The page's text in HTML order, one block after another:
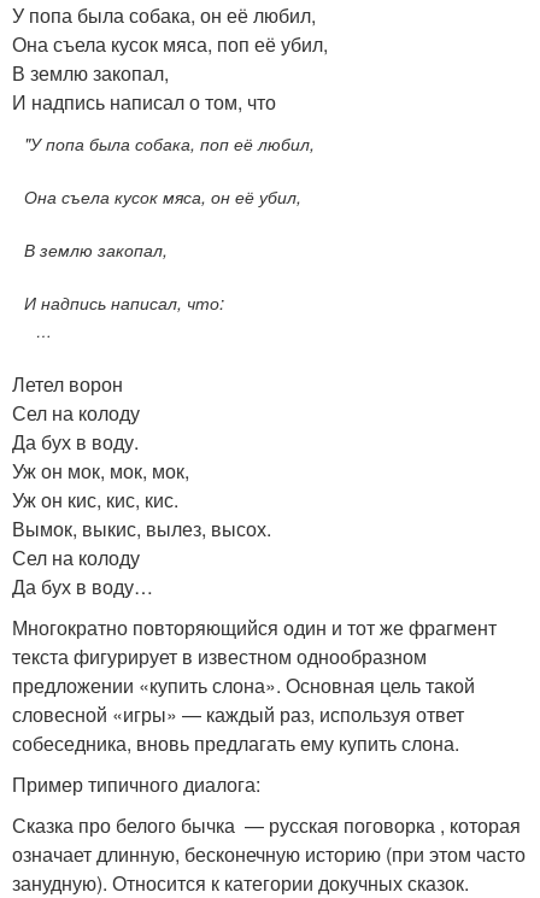
У попа была собака, он её любил,
Она съела кусок мяса, поп её убил,
В землю закопал,
И надпись написал о том, что
"У попа была собака, поп её любил,
Она съела кусок мяса, он её убил,
В землю закопал,
И надпись написал, что:
…
Летел ворон
Сел на колоду
Да бух в воду.
Уж он мок, мок, мок,
Уж он кис, кис, кис.
Вымок, выкис, вылез, высох.
Сел на колоду
Да бух в воду…
Многократно повторяющийся один и тот же фрагмент
текста фигурирует в известном однообразном
предложении «купить слона». Основная цель такой
словесной «игры» — каждый раз, используя ответ
собеседника, вновь предлагать ему купить слона.
Пример типичного диалога:
Сказка про белого бычка — русская поговорка , которая
означает длинную, бесконечную историю (при этом часто
занудную). Относится к категории докучных сказок.